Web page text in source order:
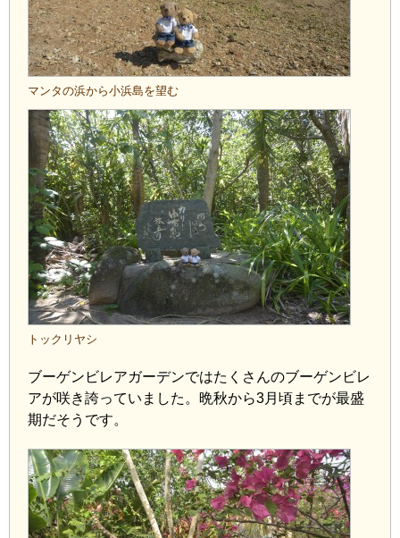
マンタの浜から小浜島を望む
トックリヤシ
ブーゲンビレアガーデンではたくさんのブーゲンビレ
アが咲き誇っていました。晩秋から3月頃までが最盛
期だそうです。